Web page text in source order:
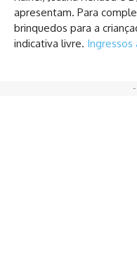
apresentam. Para
brinquedos para a
indicativa livre. Ingressos
-